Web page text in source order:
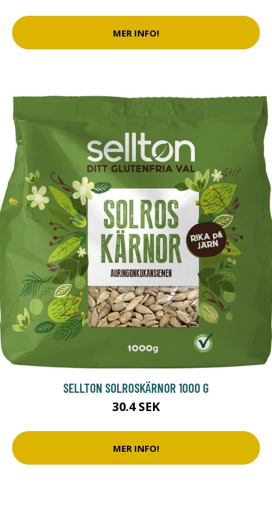
MER INFO!
SELLTON SOLROSKÄRNOR 1000 G
30.4 SEK
MER INFO!